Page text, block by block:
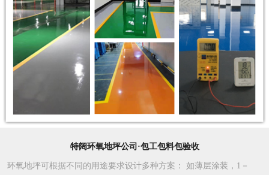
特阔环氧地坪公司·包工包料包验收
环氧地坪可根据不同的用途要求设计多种方案 ： 如薄层涂装，1－